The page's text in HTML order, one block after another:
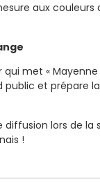
aux couleurs
qui met «
public et prépare
diffusion lors de la
!